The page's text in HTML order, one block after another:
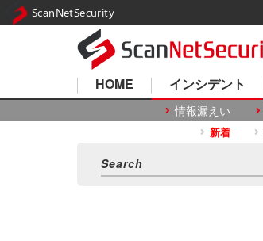
HOME インシデント
情報漏えい
新着
ScanNetSecurity